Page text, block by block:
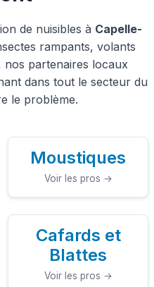
de nuisibles à Capelle-
rampants, volants
partenaires locaux
dans tout le secteur du
le problème.
Moustiques
Voir les pros →
Cafards et
Blattes
Voir les pros →